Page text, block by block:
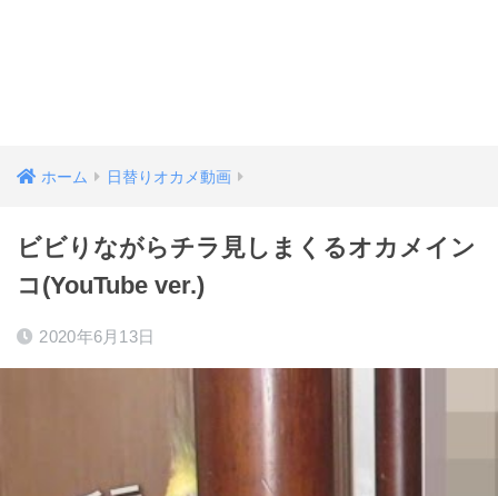
ホーム 日替りオカメ動画
ビビりながらチラ見しまくるオカメイン
コ(YouTube ver.)
2020年6月13日